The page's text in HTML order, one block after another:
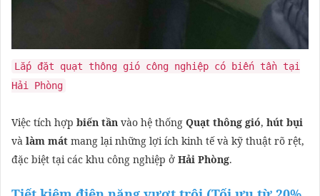
Lắp đặt quạt thông gió công nghiệp có biến tần tại
Hải Phòng
Việc tích hợp biến tần vào hệ thống Quạt thông gió, hút bụi
và làm mát mang lại những lợi ích kinh tế và kỹ thuật rõ rệt,
đặc biệt tại các khu công nghiệp ở Hải Phòng.